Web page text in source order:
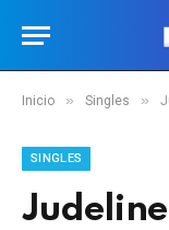
Inicio » Singles »
SINGLES